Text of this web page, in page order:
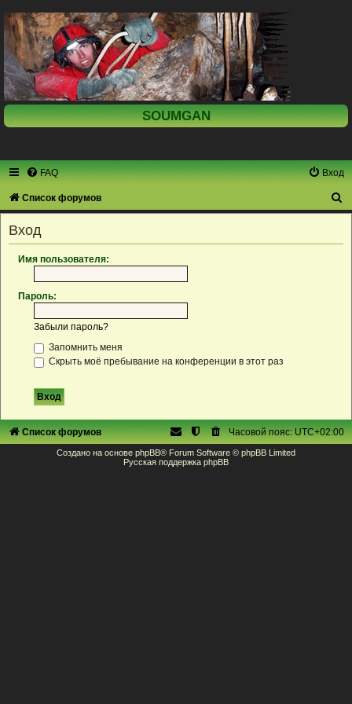
SOUMGAN
FAQ Вход
Список форумов
Вход
Имя пользователя:
Пароль:
Забыли пароль?
Запомнить меня
Скрыть моё пребывание на конференции в этот раз
Список форумов Часовой пояс:UTC+02:00
Создано на основе phpBB® Forum Software © phpBB Limited
Русская поддержка phpBB